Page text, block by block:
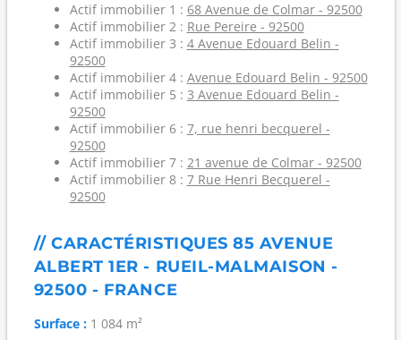
Actif immobilier 1 : 68 Avenue de Colmar - 92500
Actif immobilier 2 : Rue Pereire - 92500
Actif immobilier 3 : 4 Avenue Edouard Belin -
92500
Actif immobilier 4 : Avenue Edouard Belin - 92500
Actif immobilier 5 : 3 Avenue Edouard Belin -
92500
Actif immobilier 6 : 7, rue henri becquerel -
92500
Actif immobilier 7 : 21 avenue de Colmar - 92500
Actif immobilier 8 : 7 Rue Henri Becquerel -
92500
// CARACTÉRISTIQUES 85 AVENUE
ALBERT 1ER - RUEIL-MALMAISON -
92500 - FRANCE
Surface :1 084 m²